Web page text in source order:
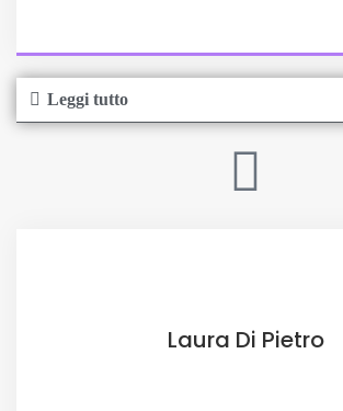
Leggi tutto
Laura Di Pietro